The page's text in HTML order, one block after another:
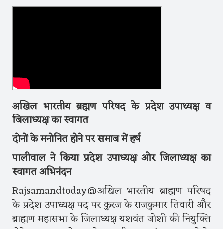
अखिल भारतीय ब्रह्मण परिषद के प्रदेश उपाध्यक्ष व
जिलाध्यक्ष का स्वागत
दोनों के मनोनित होने पर समाज में हर्ष
पालीवाल ने किया प्रदेश उपाध्यक्ष ओर जिलाध्यक्ष का
स्वागत अभिनंदन
Rajsamandtoday@अखिल भारतीय ब्राह्मण परिषद
के प्रदेश उपाध्यक्ष पद पर कुरज के राजकुमार तिवारी और
ब्राह्मण महासभा के जिलाध्यक्ष यशवंत जोशी की नियुक्ति